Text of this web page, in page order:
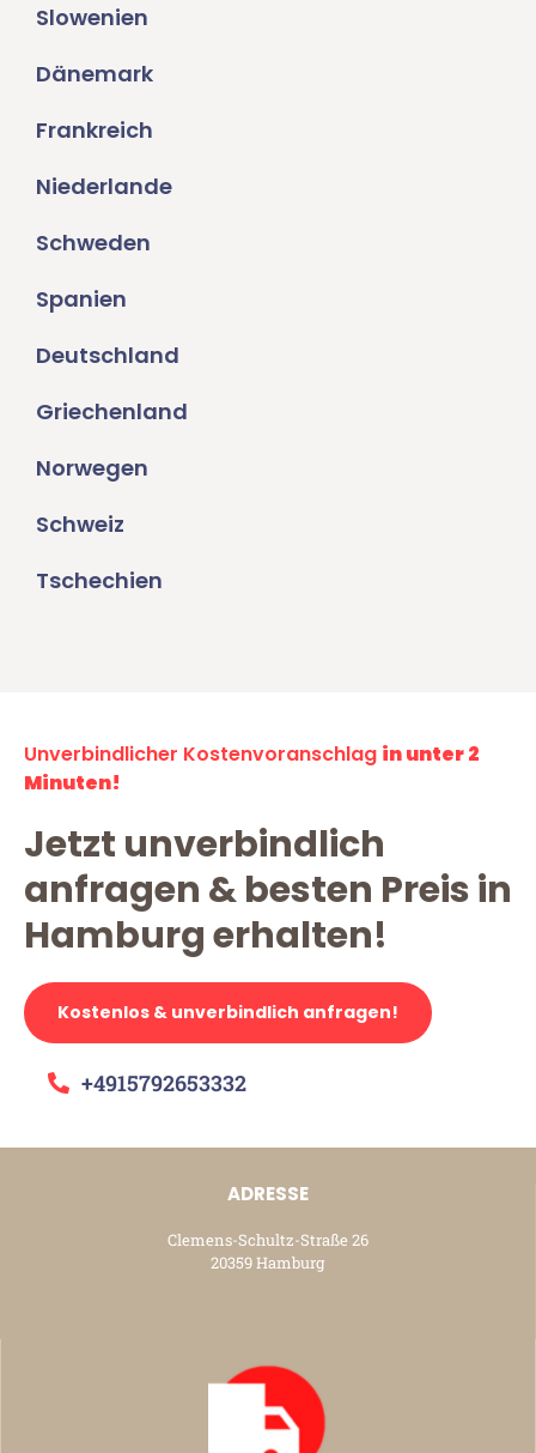
Slowenien
Dänemark
Frankreich
Niederlande
Schweden
Spanien
Deutschland
Griechenland
Norwegen
Schweiz
Tschechien
Unverbindlicher Kostenvoranschlag in unter 2
Minuten!
Jetzt unverbindlich
anfragen & besten Preis in
Hamburg erhalten!
Kostenlos & unverbindlich anfragen!
+4915792653332
ADRESSE
Clemens-Schultz-Straße 26
20359 Hamburg